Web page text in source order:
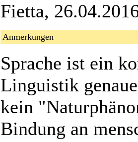
Fietta,
Anmerkungen
Sprache ist ein
Linguistik
kein
Bindung an